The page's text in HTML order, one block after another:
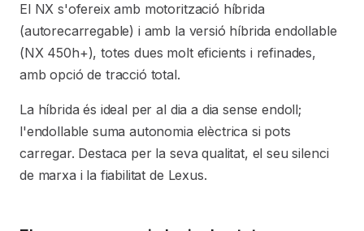
El NX s'ofereix amb motorització híbrida
(autorecarregable) i amb la versió híbrida endollable
(NX 450h+), totes dues molt eficients i refinades,
amb opció de tracció total.
La híbrida és ideal per al dia a dia sense endoll;
l'endollable suma autonomia elèctrica si pots
carregar. Destaca per la seva qualitat, el seu silenci
de marxa i la fiabilitat de Lexus.